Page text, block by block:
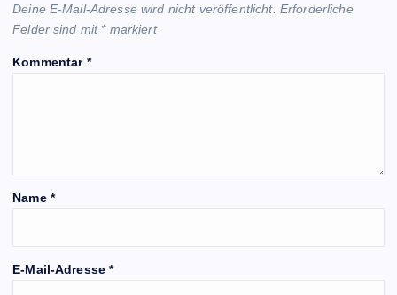
Deine E-Mail-Adresse wird nicht veröffentlicht. Erforderliche
Felder sind mit *markiert
Kommentar *
Name *
E-Mail-Adresse*